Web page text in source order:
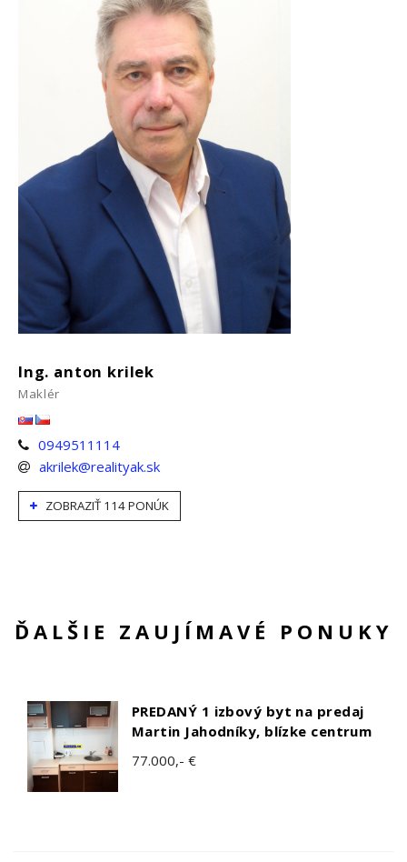
Ing. anton krilek
Maklér
0949511114
akrilek@realityak.sk
ZOBRAZIŤ 114 PONÚK
ĎALŠIE ZAUJÍMAVÉ PONUKY
PREDANÝ 1 izbový byt na predaj
Martin Jahodníky, blízke centrum
77.000,- €